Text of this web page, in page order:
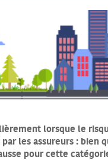
lorsque le
les assureurs : bien
pour cette